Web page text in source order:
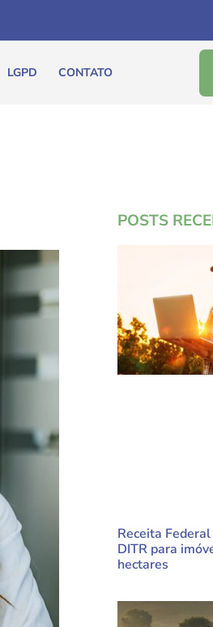
LGPD CONTATO
POSTS
Receita
DITR para
hectares